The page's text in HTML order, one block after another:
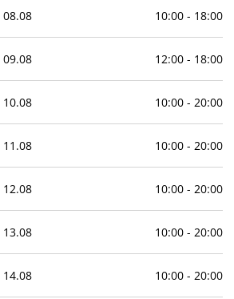
08.08 10:00- 18:00
09.08 12:00- 18:00
10.08 10:00- 20:00
11 .08 10:00- 20:00
12.08 10:00- 20:00
13.08 10:00- 20:00
14.08 10:00- 20:00